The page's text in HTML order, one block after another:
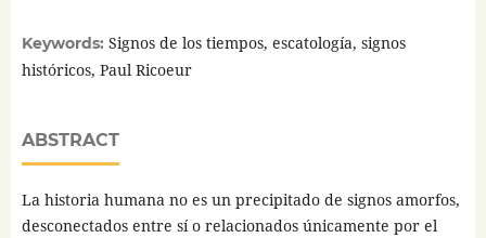
Keywords: Signos de los tiempos, escatología, signos
históricos, Paul Ricoeur
ABSTRACT
La historia humana no es un precipitado de signos amorfos,
desconectados entre sí o relacionados únicamente por el